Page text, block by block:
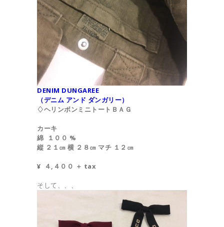
DENIM DUNGAREE
（デニム アンド ダンガリー）
♢ヘリンボンミニトートＢＡＧ
カーキ
綿 １００ %
縦 ２１㎝ 横 ２８㎝ マチ １２㎝
¥ ４,４００ ＋ tax
そして、、、